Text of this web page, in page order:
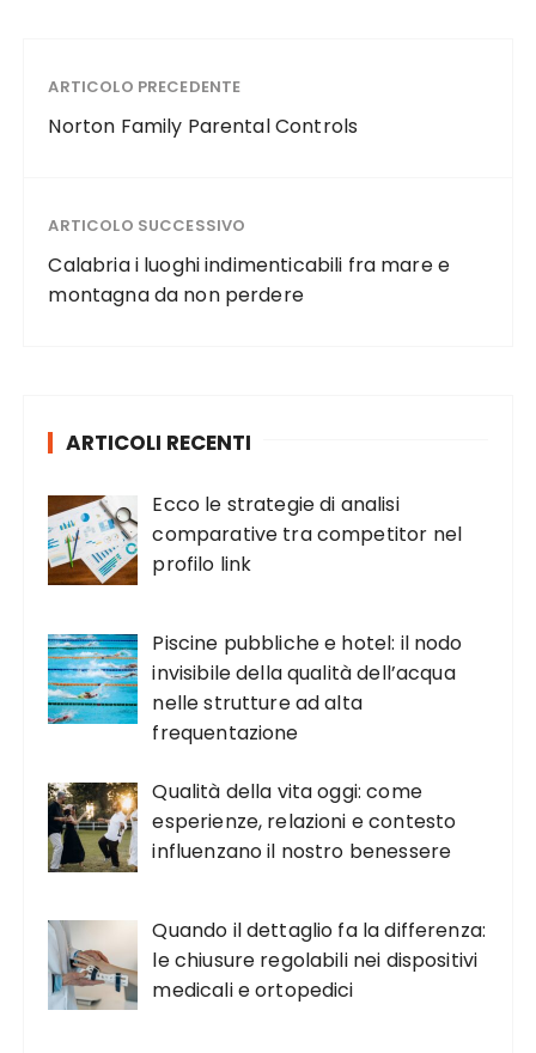
ARTICOLO PRECEDENTE
Norton Family Parental Controls
ARTICOLO SUCCESSIVO
Calabria i luoghi indimenticabili fra mare e
montagna da non perdere
ARTICOLI RECENTI
Ecco le strategie di analisi
comparative tra competitor nel
profilo link
Piscine pubbliche e hotel: il nodo
invisibile della qualità dell’acqua
nelle strutture ad alta
frequentazione
Qualità della vita oggi: come
esperienze, relazioni e contesto
influenzano il nostro benessere
Quando il dettaglio fa la differenza:
le chiusure regolabili nei dispositivi
medicali e ortopedici